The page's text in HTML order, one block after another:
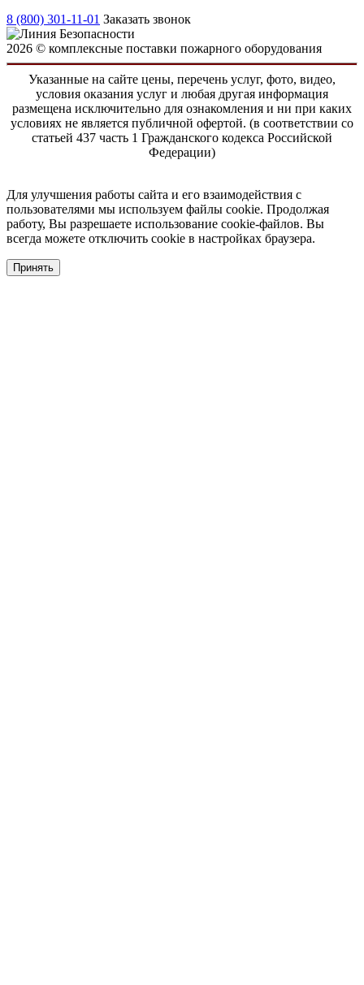
8 (800) 301-11-01 Заказать звонок
2026 © комплексные поставки пожарного оборудования
Указанные на сайте цены, перечень услуг, фото, видео,
условия оказания услуг и любая другая информация
размещена исключительно для ознакомления и ни при каких
условиях не является публичной офертой. (в соответствии со
статьей 437 часть 1 Гражданского кодекса Российской
Федерации)
Для улучшения работы сайта и его взаимодействия с
пользователями мы используем файлы cookie. Продолжая
работу, Вы разрешаете использование cookie-файлов. Вы
всегда можете отключить cookie в настройках браузера.
Принять